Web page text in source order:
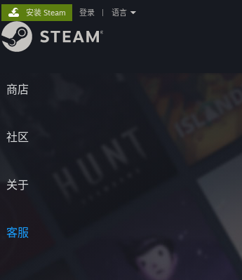
商店
社区
关于
客服
安装 Steam 登录 语言